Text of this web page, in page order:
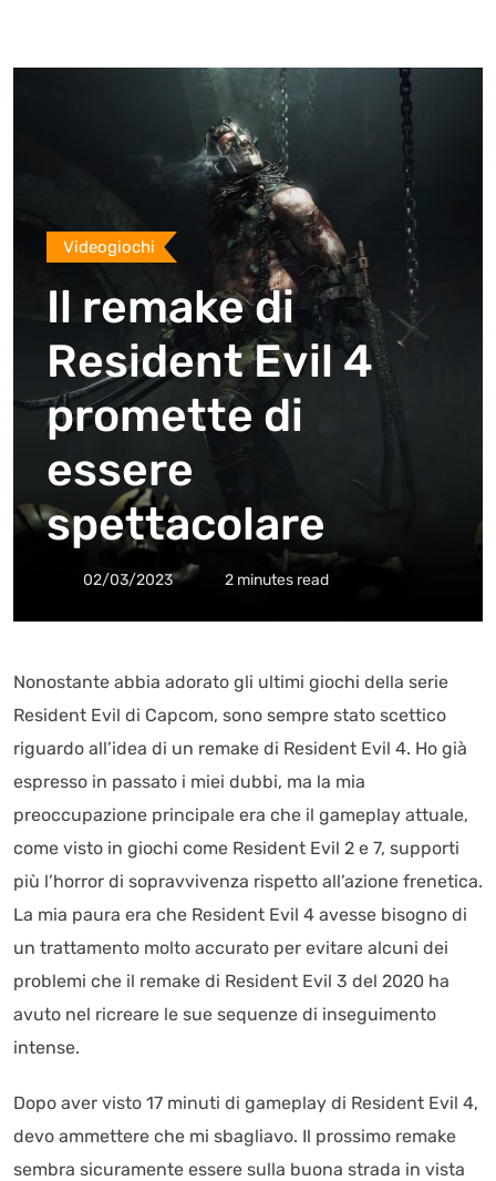
Videogiochi
Il remake di
Resident Evil 4
promette di
essere
spettacolare
02/03/2023 2 minutes read
Nonostante abbia adorato gli ultimi giochi della serie
Resident Evil di Capcom, sono sempre stato scettico
riguardo all’idea di un remake di Resident Evil 4. Ho già
espresso in passato i miei dubbi, ma la mia
preoccupazione principale era che il gameplay attuale,
come visto in giochi come Resident Evil 2 e 7, supporti
più l’horror di sopravvivenza rispetto all’azione frenetica.
La mia paura era che Resident Evil 4 avesse bisogno di
un trattamento molto accurato per evitare alcuni dei
problemi che il remake di Resident Evil 3 del 2020 ha
avuto nel ricreare le sue sequenze di inseguimento
intense.
Dopo aver visto 17 minuti di gameplay di Resident Evil 4,
devo ammettere che mi sbagliavo. Il prossimo remake
sembra sicuramente essere sulla buona strada in vista